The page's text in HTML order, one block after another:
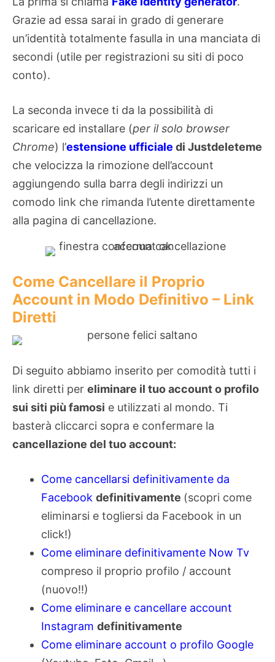
Grazie ad essa sarai in grado di generare
un’identità totalmente fasulla in una manciata di
secondi (utile per registrazioni su siti di poco
conto).
La seconda invece ti da la possibilità di
scaricare ed installare (per il solo browser
Chrome) l’estensione ufficiale di Justdeleteme
che velocizza la rimozione dell’account
aggiungendo sulla barra degli indirizzi un
comodo link che rimanda l’utente direttamente
alla pagina di cancellazione.
Come Cancellare il Proprio
Account in Modo Definitivo – Link
Diretti
Di seguito abbiamo inserito per comodità tutti i
link diretti per eliminare il tuo account o profilo
sui siti più famosi e utilizzati al mondo. Ti
basterà cliccarci sopra e confermare la
cancellazione del tuo account:
Come cancellarsi definitivamente da
Facebook definitivamente (scopri come
eliminarsi e togliersi da Facebook in un
click!)
Come eliminare definitivamente Now Tv
compreso il proprio profilo / account
(nuovo!!)
Come eliminare e cancellare account
Instagram definitivamente
Come eliminare account o profilo Google